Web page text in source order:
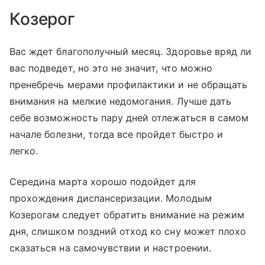
Козерог
Вас ждет благополучный месяц. Здоровье вряд ли
вас подведет, но это не значит, что можно
пренебречь мерами профилактики и не обращать
внимания на мелкие недомогания. Лучше дать
себе возможность пару дней отлежаться в самом
начале болезни, тогда все пройдет быстро и
легко.
Середина марта хорошо подойдет для
прохождения диспансеризации. Молодым
Козерогам следует обратить внимание на режим
дня, слишком поздний отход ко сну может плохо
сказаться на самочувствии и настроении.